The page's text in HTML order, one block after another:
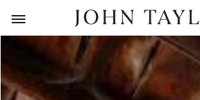
НАЗАД